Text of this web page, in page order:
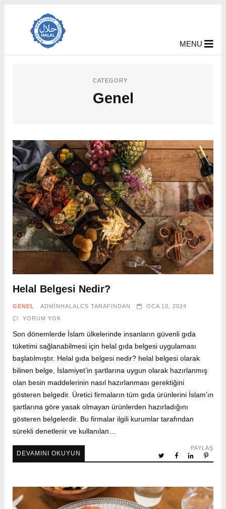
MENU
CATEGORY
Genel
Helal Belgesi Nedir?
GENEL ADMINHALALCS TARAFINDAN
OCA 10, 2024
YORUM YOK
Son dönemlerde İslam ülkelerinde insanların güvenli gıda
tüketimi sağlanabilmesi için helal gıda belgesi uygulaması
başlatılmıştır. Helal gıda belgesi nedir? helal belgesi olarak
bilinen belge, İslamiyet’in şartlarına uygun olarak hazırlanmış
olan besin maddelerinin nasıl hazırlanması gerektiğini
gösteren belgedir. Üretici firmaların tüm gıda ürünlerini İslam’ın
şartlarına göre yasak olmayan ürünlerden hazırladığını
gösteren belgelerdir. Bu firmalar ilgili kurumlar tarafından
sürekli denetlenir ve kullanılan…
DEVAMINI OKUYUN
PAYLAŞ